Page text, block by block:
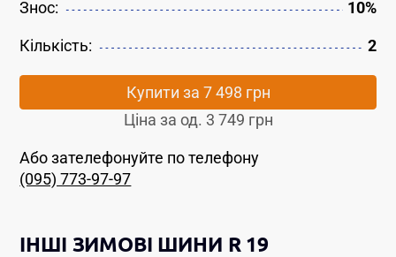
Знос: 10%
Кількість: 2
Купити за 7 498 грн
Ціна за од. 3 749 грн
Або зателефонуйте по телефону
(095) 773-97-97
ІНШІ ЗИМОВІ ШИНИ R 19